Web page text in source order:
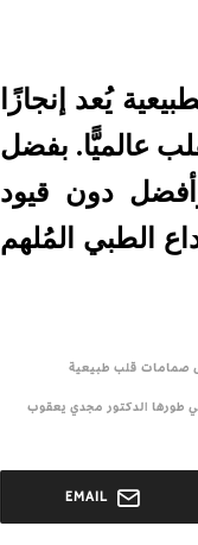
يُعد إنجازًا
عالميًّا. بفضل
دون قيود
الطبي المُلهم
صمامات قلب طبيعية
طورها الدكتور مجدي يعقوب
EMAIL